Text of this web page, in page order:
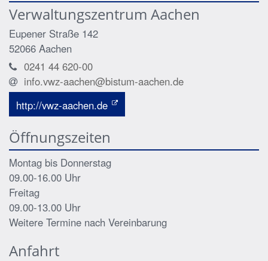
Verwaltungszentrum Aachen
Eupener Straße 142
52066 Aachen
0241 44 620-00
info.vwz-aachen@bistum-aachen.de
http://vwz-aachen.de
Öffnungszeiten
Montag bis Donnerstag
09.00-16.00 Uhr
Freitag
09.00-13.00 Uhr
Weitere Termine nach Vereinbarung
Anfahrt